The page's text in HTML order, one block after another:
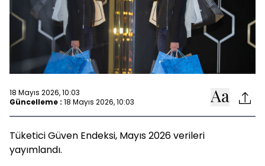
18 Mayıs 2026, 10:03
Güncelleme : 18 Mayıs 2026, 10:03
Tüketici Güven Endeksi, Mayıs 2026 verileri
yayımlandı.